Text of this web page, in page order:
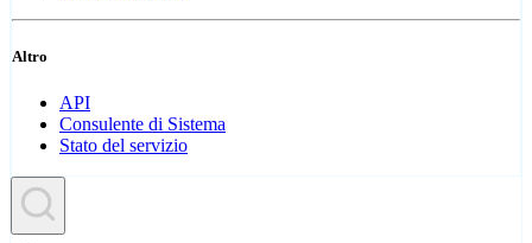
Altro
API
Consulente di Sistema
Stato del servizio